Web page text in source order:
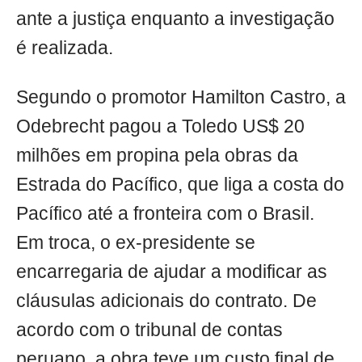
ante a justiça enquanto a investigação
é realizada.
Segundo o promotor Hamilton Castro, a
Odebrecht pagou a Toledo US$ 20
milhões em propina pela obras da
Estrada do Pacífico, que liga a costa do
Pacífico até a fronteira com o Brasil.
Em troca, o ex-presidente se
encarregaria de ajudar a modificar as
cláusulas adicionais do contrato. De
acordo com o tribunal de contas